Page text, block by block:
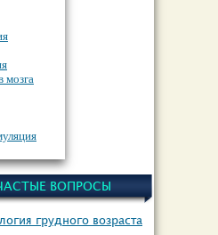
мозга
ВОПРОСЫ
грудного возраста